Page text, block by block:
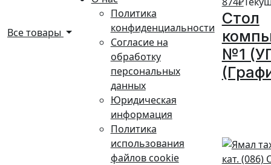
Все товары
Политика
конфиденциальности
Согласие на
обработку
персональных
данных
Юридическая
информация
Политика
использования
файлов cookie
Стол
№1